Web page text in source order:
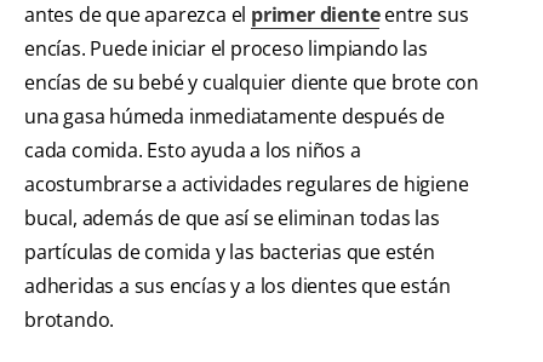
antes de que aparezca el primer dienteentre sus
encías. Puede iniciar el proceso limpiando las
encías de su bebé y cualquier diente que brote con
una gasa húmeda inmediatamente después de
cada comida. Esto ayuda a los niños a
acostumbrarse a actividades regulares de higiene
bucal, además de que así se eliminan todas las
partículas de comida y las bacterias que estén
adheridas a sus encías y a los dientes que están
brotando.